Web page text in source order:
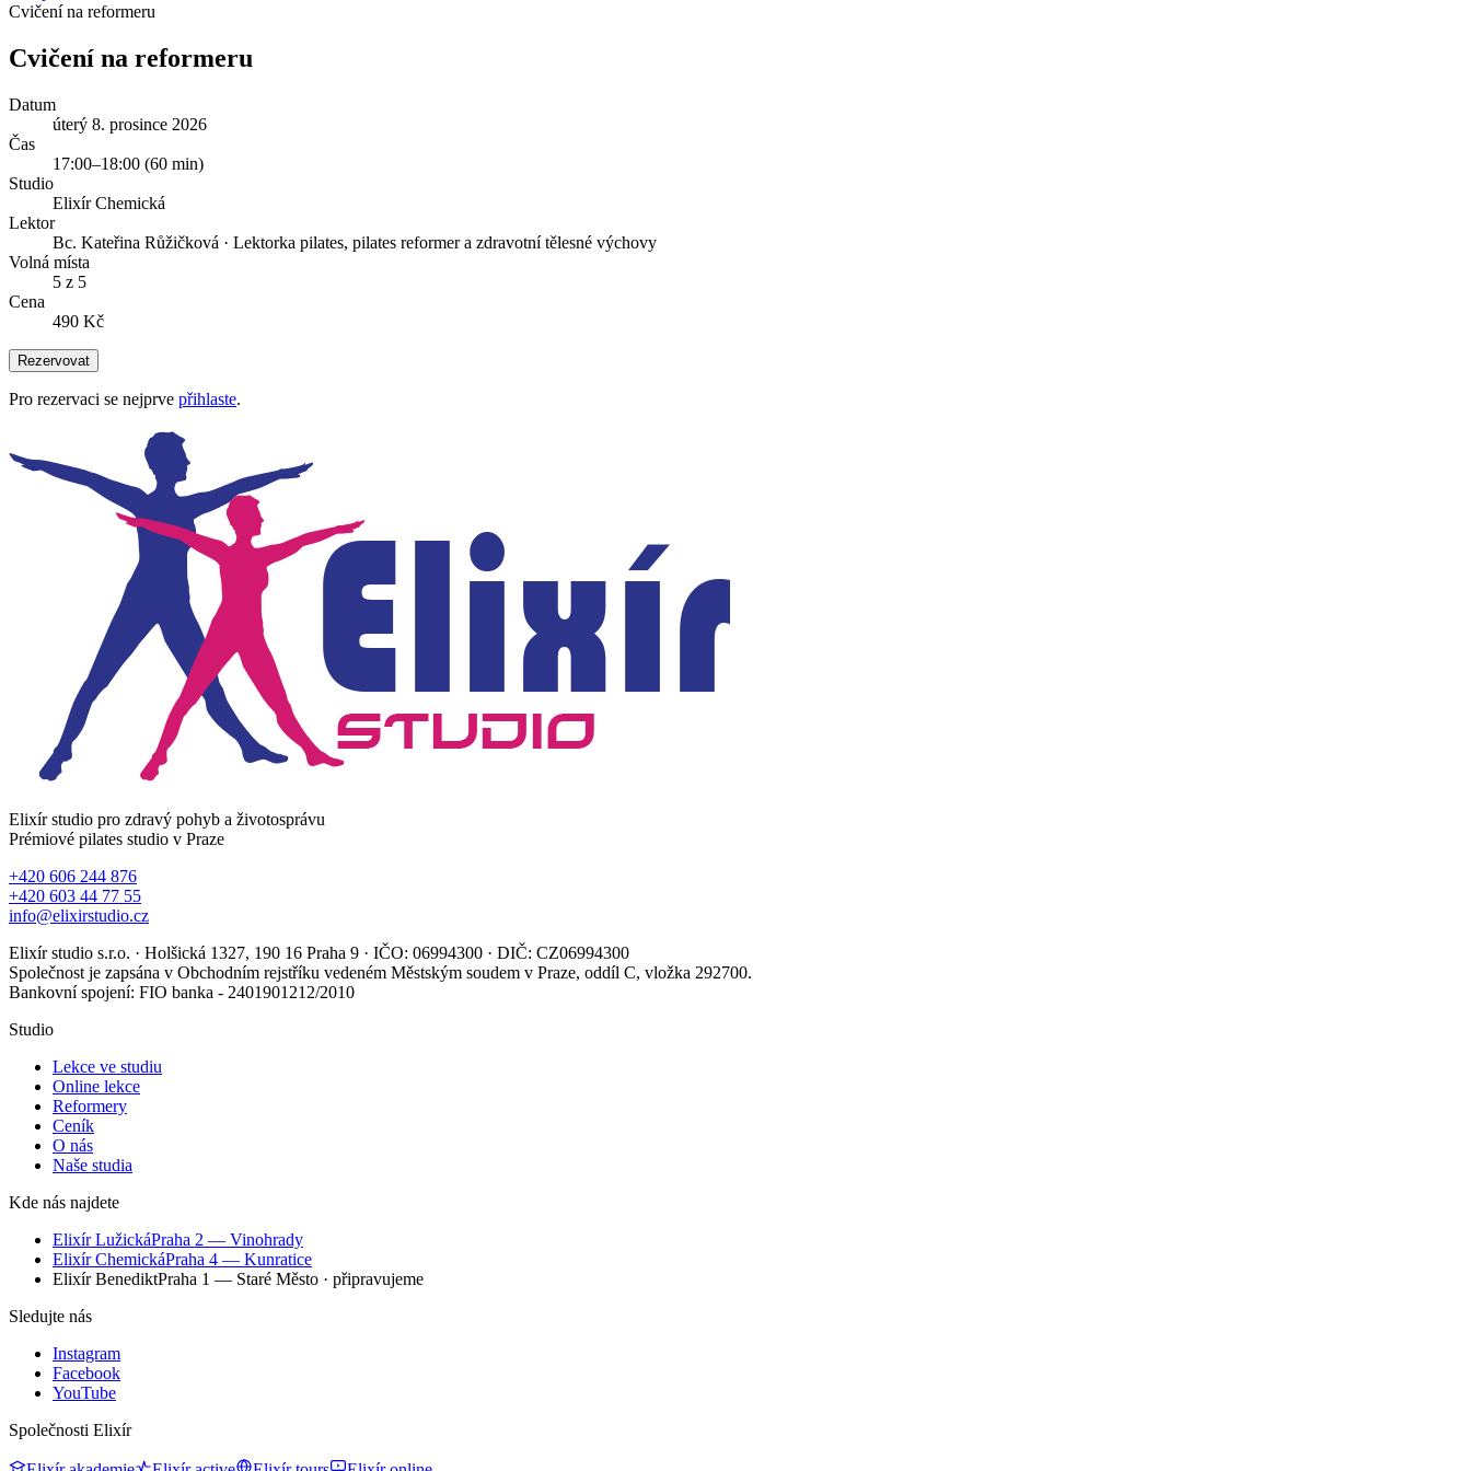
Cvičení na reformeru
Cvičení na reformeru
Datum
úterý 8. prosince 2026
Čas
17:00–18:00 (60 min)
Studio
Elixír Chemická
Lektor
Bc. Kateřina Růžičková · Lektorka pilates, pilates reformer a zdravotní tělesné výchovy
Volná místa
5 z 5
Cena
490 Kč
Rezervovat
Pro rezervaci se nejprve přihlaste.
Elixír studio pro zdravý pohyb a životosprávu
Prémiové pilates studio v Praze
+420 606 244 876
+420 603 44 77 55
info@elixirstudio.cz
Elixír studio s.r.o. · Holšická 1327, 190 16 Praha 9 · IČO: 06994300 · DIČ: CZ06994300
Společnost je zapsána v Obchodním rejstříku vedeném Městským soudem v Praze, oddíl C, vložka 292700.
Bankovní spojení: FIO banka - 2401901212/2010
Studio
Lekce ve studiu
Online lekce
Reformery
Ceník
O nás
Naše studia
Kde nás najdete
Elixír LužickáPraha 2 — Vinohrady
Elixír ChemickáPraha 4 — Kunratice
Elixír BenediktPraha 1 — Staré Město · připravujeme
Sledujte nás
Instagram
Facebook
YouTube
Společnosti Elixír